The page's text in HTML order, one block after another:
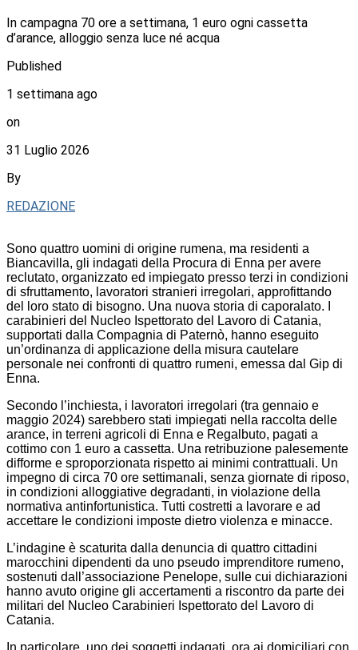
In campagna 70 ore a settimana, 1 euro ogni cassetta
d’arance, alloggio senza luce né acqua
Published
1 settimana ago
on
31 Luglio 2026
By
REDAZIONE
Sono quattro uomini di origine rumena, ma residenti a
Biancavilla, gli indagati della Procura di Enna per avere
reclutato, organizzato ed impiegato presso terzi in condizioni
di sfruttamento, lavoratori stranieri irregolari, approfittando
del loro stato di bisogno. Una nuova storia di caporalato. I
carabinieri del Nucleo Ispettorato del Lavoro di Catania,
supportati dalla Compagnia di Paternò, hanno eseguito
un’ordinanza di applicazione della misura cautelare
personale nei confronti di quattro rumeni, emessa dal Gip di
Enna.
Secondo l’inchiesta, i lavoratori irregolari (tra gennaio e
maggio 2024) sarebbero stati impiegati nella raccolta delle
arance, in terreni agricoli di Enna e Regalbuto, pagati a
cottimo con 1 euro a cassetta. Una retribuzione palesemente
difforme e sproporzionata rispetto ai minimi contrattuali. Un
impegno di circa 70 ore settimanali, senza giornate di riposo,
in condizioni alloggiative degradanti, in violazione della
normativa antinfortunistica. Tutti costretti a lavorare e ad
accettare le condizioni imposte dietro violenza e minacce.
L’indagine è scaturita dalla denuncia di quattro cittadini
marocchini dipendenti da uno pseudo imprenditore rumeno,
sostenuti dall’associazione Penelope, sulle cui dichiarazioni
hanno avuto origine gli accertamenti a riscontro da parte dei
militari del Nucleo Carabinieri Ispettorato del Lavoro di
Catania.
In particolare, uno dei soggetti indagati, ora ai domiciliari con